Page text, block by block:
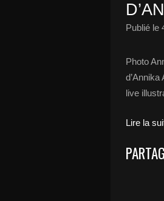
Publié le
Photo
live
Lire la